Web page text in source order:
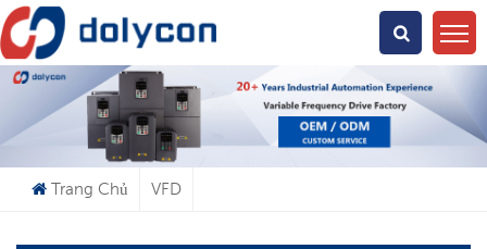
Bạn Đang Tìm Kiếm Cái Gì?
Trang Chủ VFD